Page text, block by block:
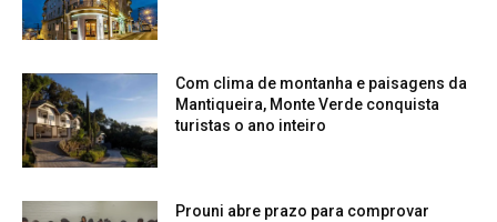
Com clima de montanha e paisagens da
Mantiqueira, Monte Verde conquista
turistas o ano inteiro
Prouni abre prazo para comprovar